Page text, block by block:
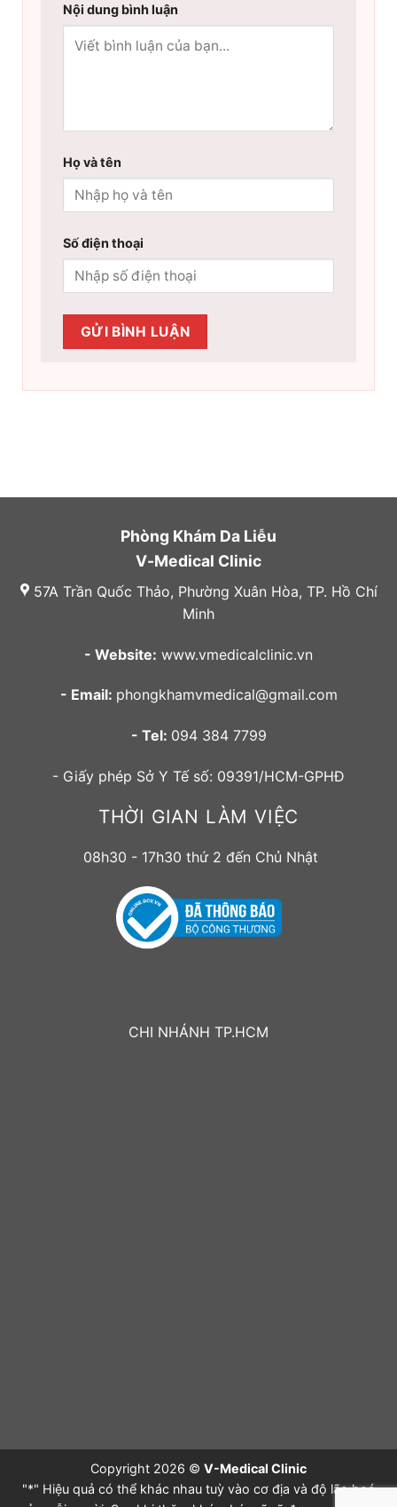
Nội dung bình luận
Họ và tên
Số điện thoại
Phòng Khám Da Liễu
V-Medical Clinic
57A Trần Quốc Thảo, Phường Xuân Hòa, TP. Hồ Chí
Minh
- Website: www.vmedicalclinic.vn
- Email: phongkhamvmedical@gmail.com
- Tel: 094 384 7799
- Giấy phép Sở Y Tế số: 09391/HCM-GPHĐ
THỜI GIAN LÀM VIỆC
08h30 - 17h30 thứ 2 đến Chủ Nhật
CHI NHÁNH TP.HCM
Copyright 2026 © V-Medical Clinic
"*" Hiệu quả có thể khác nhau tuỳ vào cơ địa và độ lão hoá